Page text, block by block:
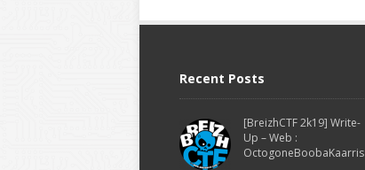
Recent Posts
[BreizhCTF 2k19] Write-
Up – Web :
OctogoneBoobaKaarris